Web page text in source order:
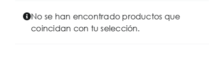
No se han encontrado productos que
coincidan con tu selección.